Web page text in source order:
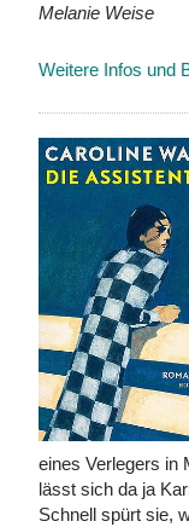
Melanie Weise
Weitere Infos und
eines Verlegers in
lässt sich da ja
Schnell spürt sie,